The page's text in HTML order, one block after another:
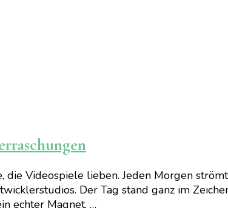
Videospiele lieben. Jeden Morgen
Der Tag stand ganz im
echter Magnet. …